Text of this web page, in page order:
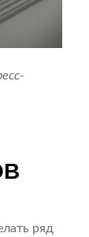
ряд